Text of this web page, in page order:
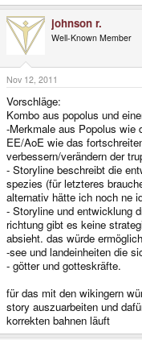
johnson r.
Well-Known Member
Nov 12, 2011
Vorschläge:
Kombo aus popolus und
-Merkmale aus Popolus wie
EE/AoE wie das
verbessern/verändern der
- Storyline beschreibt die
spezies (für letzteres
alternativ hätte ich noch ne
- Storyline und entwicklung
richtung gibt es keine
absieht. das würde
-see und landeinheiten die
- götter und gotteskräfte.
für das mit den wikingern
story auszuarbeiten und
korrekten bahnen läuft